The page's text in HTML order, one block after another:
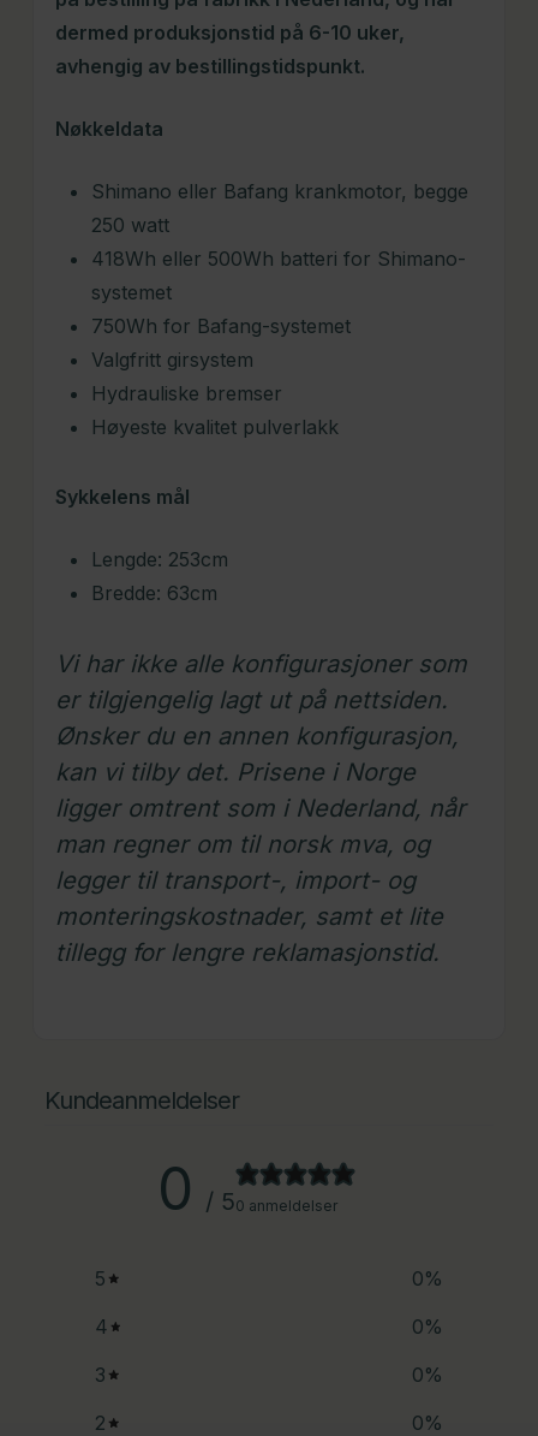
dermed produksjonstid på 6-10 uker,
avhengig av bestillingstidspunkt.
Nøkkeldata
Shimano eller Bafang krankmotor, begge
250 watt
418Wh eller 500Wh batteri for Shimano-
systemet
750Wh for Bafang-systemet
Valgfritt girsystem
Hydrauliske bremser
Høyeste kvalitet pulverlakk
Sykkelens mål
Lengde: 253cm
Bredde: 63cm
Vi har ikke alle konfigurasjoner som
er tilgjengelig lagt ut på nettsiden.
Ønsker du en annen konfigurasjon,
kan vi tilby det. Prisene i Norge
ligger omtrent som i Nederland, når
man regner om til norsk mva, og
legger til transport-, import- og
monteringskostnader, samt et lite
tillegg for lengre reklamasjonstid.
Kundeanmeldelser
0 / 50 anmeldelser
5 0%
4
0%
3
0%
2
0%